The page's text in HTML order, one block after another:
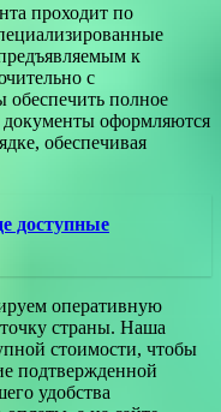
проходит по
к
с
полное
оформляются
обеспечивая
доступные
оперативную
страны. Наша
стоимости, чтобы
подтвержденной
удобства